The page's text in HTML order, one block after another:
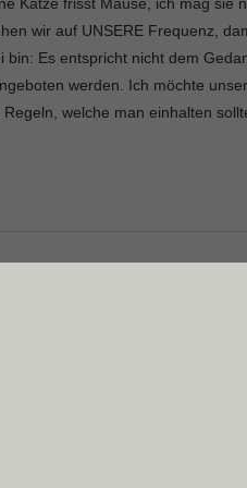
wir auf UNSERE Frequenz,
Es entspricht nicht dem
werden. Ich möchte
welche man einhalten